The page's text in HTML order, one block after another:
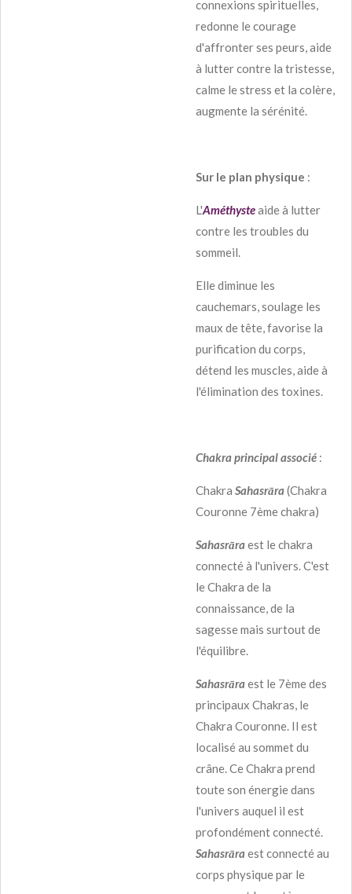
connexions spirituelles,
redonne le courage
d'affronter ses peurs, aide
à lutter contre la tristesse,
calme le stress et la colère,
augmente la sérénité.
Sur le plan physique :
L'Améthysteaide à lutter
contre les troubles du
sommeil.
Elle diminue les
cauchemars, soulage les
maux de tête, favorise la
purification du corps,
détend les muscles, aide à
l'élimination des toxines.
Chakra principal associé :
Chakra Sahasrāra(Chakra
Couronne 7ème chakra)
Sahasrāraest le chakra
connecté à l'univers. C'est
le Chakra de la
connaissance, de la
sagesse mais surtout de
l'équilibre.
Sahasrāraest le 7ème des
principaux Chakras, le
Chakra Couronne. Il est
localisé au sommet du
crâne. Ce Chakra prend
toute son énergie dans
l'univers auquel il est
profondément connecté.
Sahasrāraest connecté au
corps physique par le